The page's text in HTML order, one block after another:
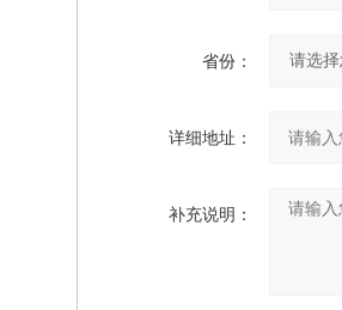
省份：
详细地址：
补充说明：